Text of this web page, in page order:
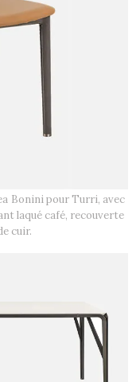
Bonini pour Turri, avec
laqué café, recouverte
cuir.